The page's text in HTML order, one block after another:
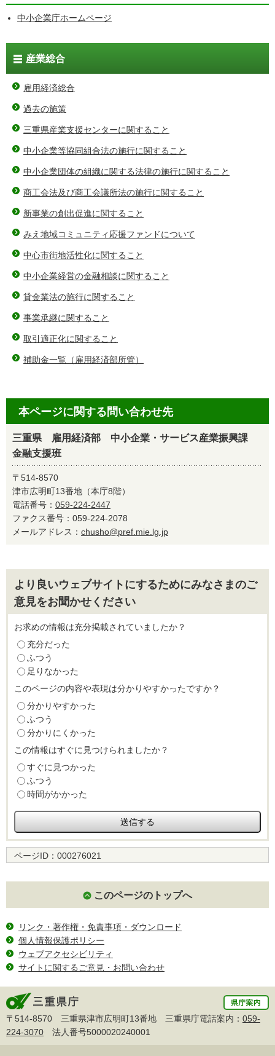
中小企業庁ホームページ
産業総合
雇用経済総合
過去の施策
三重県産業支援センターに関すること
中小企業等協同組合法の施行に関すること
中小企業団体の組織に関する法律の施行に関すること
商工会法及び商工会議所法の施行に関すること
新事業の創出促進に関すること
みえ地域コミュニティ応援ファンドについて
中心市街地活性化に関すること
中小企業経営の金融相談に関すること
貸金業法の施行に関すること
事業承継に関すること
取引適正化に関すること
補助金一覧（雇用経済部所管）
本ページに関する問い合わせ先
三重県 雇用経済部 中小企業・サービス産業振興課
金融支援班
〒514-8570
津市広明町13番地（本庁8階）
電話番号： 059-224-2447
ファクス番号：059-224-2078
メールアドレス： chusho@pref.mie.lg.jp
より良いウェブサイトにするためにみなさまのご
意見をお聞かせください
お求めの情報は充分掲載されていましたか？
充分だった
ふつう
足りなかった
このページの内容や表現は分かりやすかったですか？
分かりやすかった
ふつう
分かりにくかった
この情報はすぐに見つけられましたか？
すぐに見つかった
ふつう
時間がかかった
ページID： 000276021
このページのトップへ
リンク・著作権・免責事項・ダウンロード
個人情報保護ポリシー
ウェブアクセシビリティ
サイトに関するご意見・お問い合わせ
〒514-8570 三重県津市広明町13番地 三重県庁電話案内： 059-
224-3070 法人番号5000020240001